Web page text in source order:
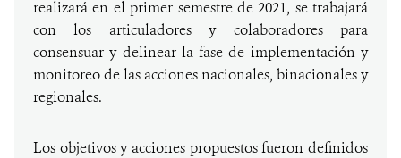
realizará en el primer semestre de 2021, se trabajará
con los articuladores y colaboradores para
consensuar y delinear la fase de implementación y
monitoreo de las acciones nacionales, binacionales y
regionales.
Los objetivos y acciones propuestos fueron definidos